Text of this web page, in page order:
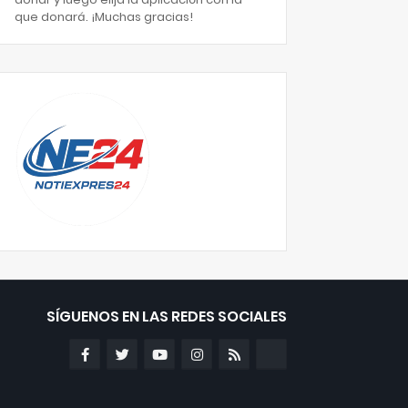
que donará. ¡Muchas gracias!
SÍGUENOS EN LAS REDES SOCIALES